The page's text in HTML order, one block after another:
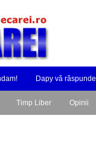
Dapy vă răspunde
Timp Liber Opinii